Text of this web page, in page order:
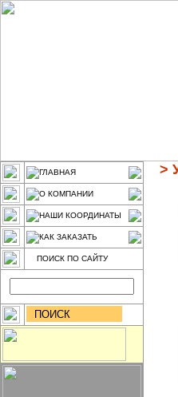
ГЛАВНАЯ
О КОМПАНИИ
НАШИ КООРДИНАТЫ
КАК ЗАКАЗАТЬ
ПОИСК ПО САЙТУ
>